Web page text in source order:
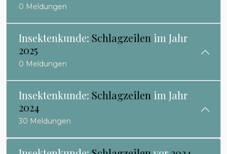
0 Meldungen
Insektenkunde: Schlagzeilen im Jahr
2025
0 Meldungen
Insektenkunde: Schlagzeilen im Jahr
2024
30 Meldungen